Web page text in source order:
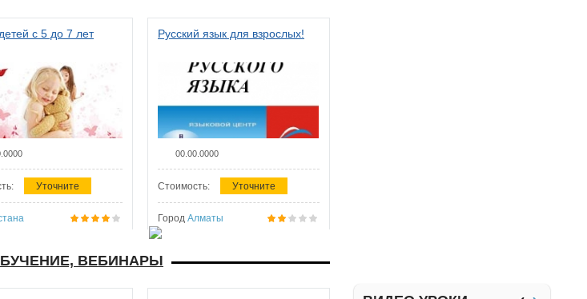
с 5 до 7 лет
Уточните
Русский язык для взрослых!
00.00.0000
Стоимость: Уточните
Город Алматы
ВЕБИНАРЫ